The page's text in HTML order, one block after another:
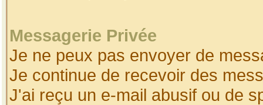
Messagerie Privée
Je ne peux pas envoyer de
Je continue de recevoir des
J'ai reçu un e-mail abusif ou de